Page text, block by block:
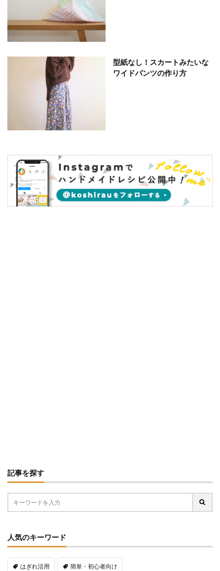
型紙なし！スカートみたいな
ワイドパンツの作り方
記事を探す
人気のキーワード
はぎれ活用 簡単・初心者向け